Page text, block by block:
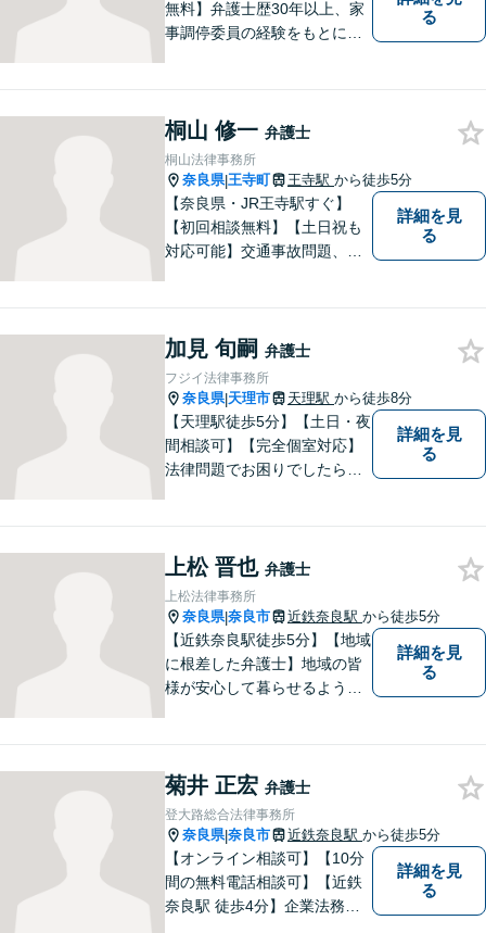
無料】弁護士歴30年以上、家
事調停委員の経験をもとに複
発生前のご相談も受け付けて
おります。【電話相談可】
る
桐山 修一 弁護士
桐山法律事務所
奈良県|王寺町 王寺駅 から徒歩5分
【奈良県・JR王寺駅すぐ】
【初回相談無料】【土日祝も
対応可能】交通事故問題、遺
提供しています。
詳細を見
る
加見 旬嗣 弁護士
フジイ法律事務所
奈良県|天理市 天理駅 から徒歩8分
【天理駅徒歩5分】【土日・夜
間相談可】【完全個室対応】
法律問題でお困りでしたらお
いたします。お早めのご相談
が納得のいく解決への第一歩
です。
詳細を見
る
上松 晋也 弁護士
上松法律事務所
奈良県|奈良市 近鉄奈良駅 から徒歩5分
【近鉄奈良駅徒歩5分】【地域
に根差した弁護士】地域の皆
様が安心して暮らせるように
対応します。【夜間／休日対
応可】法律トラブルでお悩み
の方は、お気軽にご相談くだ
さい。
詳細を見
る
菊井 正宏 弁護士
登大路総合法律事務所
奈良県|奈良市 近鉄奈良駅 から徒歩5分
【オンライン相談可】【10分
間の無料電話相談可】【近鉄
奈良駅 徒歩4分】企業法務／
詳細を見
る